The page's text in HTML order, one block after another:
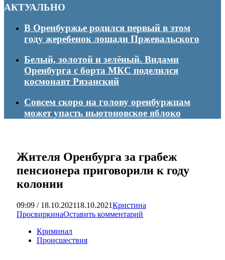
АКТУАЛЬНО
В Оренбуржье родился первый в этом
году жеребенок лошади Пржевальского
Белый, золотой и зелёный. Видами
Оренбурга с борта МКС поделился
космонавт Рязанский
Совсем скоро на голову оренбуржцам
может упасть ньютоновское яблоко
Жителя Оренбурга за грабеж
пенсионера приговорили к году
колонии
09:09 / 18.10.202118.10.2021Кристина
ПросвиркинаОставить комментарий
Криминал
Происшествия